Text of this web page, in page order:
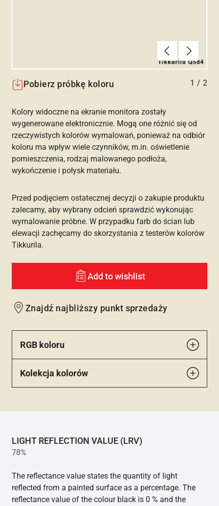
Poprzednie
Dalej
Pobierz próbkę koloru 1 / 2
Kolory widoczne na ekranie monitora zostały
wygenerowane elektronicznie. Mogą one różnić się od
rzeczywistych kolorów wymalowań, ponieważ na odbiór
koloru ma wpływ wiele czynników, m.in. oświetlenie
pomieszczenia, rodzaj malowanego podłoża,
wykończenie i połysk materiału.
Przed podjęciem ostatecznej decyzji o zakupie produktu
zalecamy, aby wybrany odcień sprawdzić wykonując
wymalowanie próbne. W przypadku farb do ścian lub
elewacji zachęcamy do skorzystania z testerów kolorów
Tikkurila.
Add to wishlist
Znajdź najbliższy punkt sprzedaży
RGB koloru
Kolekcja kolorów
LIGHT REFLECTION VALUE (LRV)
78%
The reflectance value states the quantity of light
reflected from a painted surface as a percentage. The
reflectance value of the colour black is 0 % and the